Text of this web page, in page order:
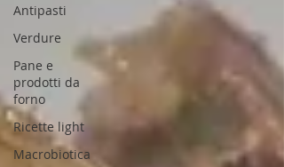
Antipasti
Verdure
Pane e
prodotti da
forno
Ricette light
Macrobiotica